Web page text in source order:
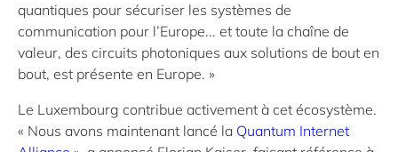
quantiques pour sécuriser les systèmes de
communication pour l’Europe... et toute la chaîne de
valeur, des circuits photoniques aux solutions de bout en
bout, est présente en Europe. »
Le Luxembourg contribue activement à cet écosystème.
« Nous avons maintenant lancé la Quantum Internet